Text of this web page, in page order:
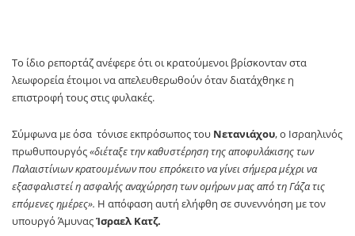
Το ίδιο ρεπορτάζ ανέφερε ότι οι κρατούμενοι βρίσκονταν στα
λεωφορεία έτοιμοι να απελευθερωθούν όταν διατάχθηκε η
επιστροφή τους στις φυλακές.
Σύμφωνα με όσα τόνισε εκπρόσωπος του Νετανιάχου, ο Ισραηλινός
πρωθυπουργός«διέταξε την καθυστέρηση της αποφυλάκισης των
Παλαιστίνιων κρατουμένων που επρόκειτο να γίνει σήμερα μέχρι να
εξασφαλιστεί η ασφαλής αναχώρηση των ομήρων μας από τη Γάζα τις
επόμενες ημέρες». Η απόφαση αυτή ελήφθη σε συνεννόηση με τον
υπουργό ΆμυναςΊσραελ Κατζ.